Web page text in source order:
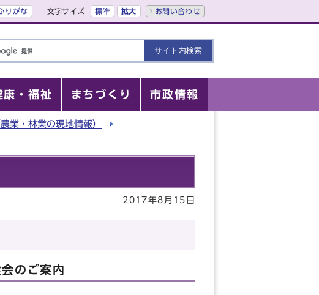
りがな 文字サイズ 標準 拡大 お問い合わせ
康・福祉 まちづくり 市政情報
業・林業の現地情報）
2017年8月15日
のご案内